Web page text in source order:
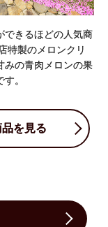
できるほどの人気商
特製のメロンクリ
みの青肉メロンの果
。
品を見る